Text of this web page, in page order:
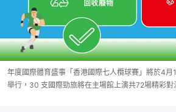
年度國際體育盛事「香港國際七人欖球賽」將於4月
舉行，30 支國際勁旅將在主場館上演共72場精彩對